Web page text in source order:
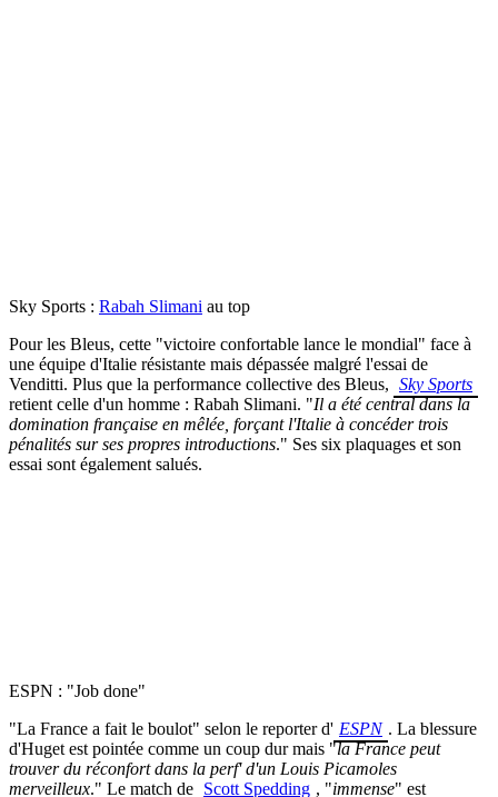
Sky Sports : Rabah Slimani au top
Pour les Bleus, cette "victoire confortable lance le mondial" face à
une équipe d'Italie résistante mais dépassée malgré l'essai de
Venditti. Plus que la performance collective des Bleus, Sky Sports
retient celle d'un homme : Rabah Slimani. "Il a été central dans la
domination française en mêlée, forçant l'Italie à concéder trois
pénalités sur ses propres introductions." Ses six plaquages et son
essai sont également salués.
ESPN : "Job done"
"La France a fait le boulot" selon le reporter d' ESPN . La blessure
d'Huget est pointée comme un coup dur mais "la France peut
trouver du réconfort dans la perf' d'un Louis Picamoles
merveilleux." Le match de Scott Spedding , "immense" est